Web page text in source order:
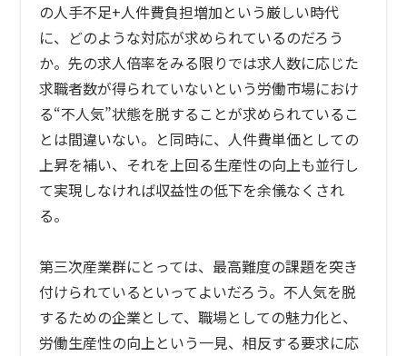
の人手不足+人件費負担増加という厳しい時代
に、どのような対応が求められているのだろう
か。先の求人倍率をみる限りでは求人数に応じた
求職者数が得られていないという労働市場におけ
る“不人気”状態を脱することが求められているこ
とは間違いない。と同時に、人件費単価としての
上昇を補い、それを上回る生産性の向上も並行し
て実現しなければ収益性の低下を余儀なくされ
る。
第三次産業群にとっては、最高難度の課題を突き
付けられているといってよいだろう。不人気を脱
するための企業として、職場としての魅力化と、
労働生産性の向上という一見、相反する要求に応